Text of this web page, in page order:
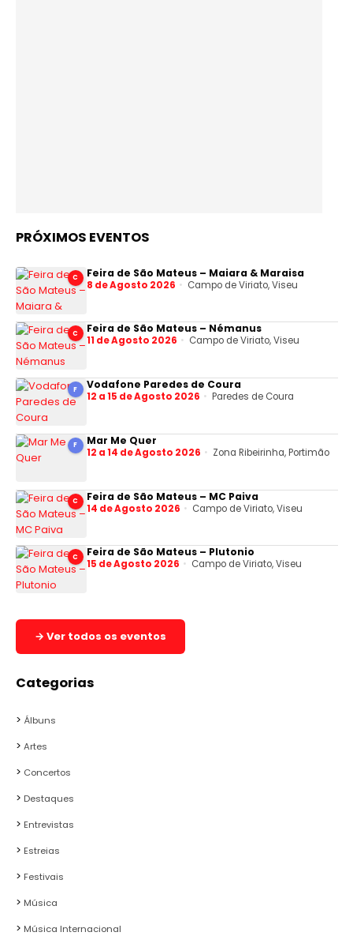
PRÓXIMOS EVENTOS
C Feira de São Mateus – Maiara & Maraisa
8 de Agosto 2026 Campo de Viriato, Viseu
C Feira de São Mateus – Némanus
11 de Agosto 2026 Campo de Viriato, Viseu
F Vodafone Paredes de Coura
12 a 15 de Agosto 2026 Paredes de Coura
F Mar Me Quer
12 a 14 de Agosto 2026 Zona Ribeirinha, Portimão
C Feira de São Mateus – MC Paiva
14 de Agosto 2026 Campo de Viriato, Viseu
C Feira de São Mateus – Plutonio
15 de Agosto 2026 Campo de Viriato, Viseu
→ Ver todos os eventos
Categorias
Álbuns
Artes
Concertos
Destaques
Entrevistas
Estreias
Festivais
Música
Música Internacional